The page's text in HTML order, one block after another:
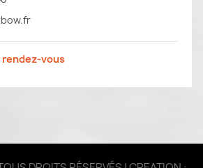
rendez-vous